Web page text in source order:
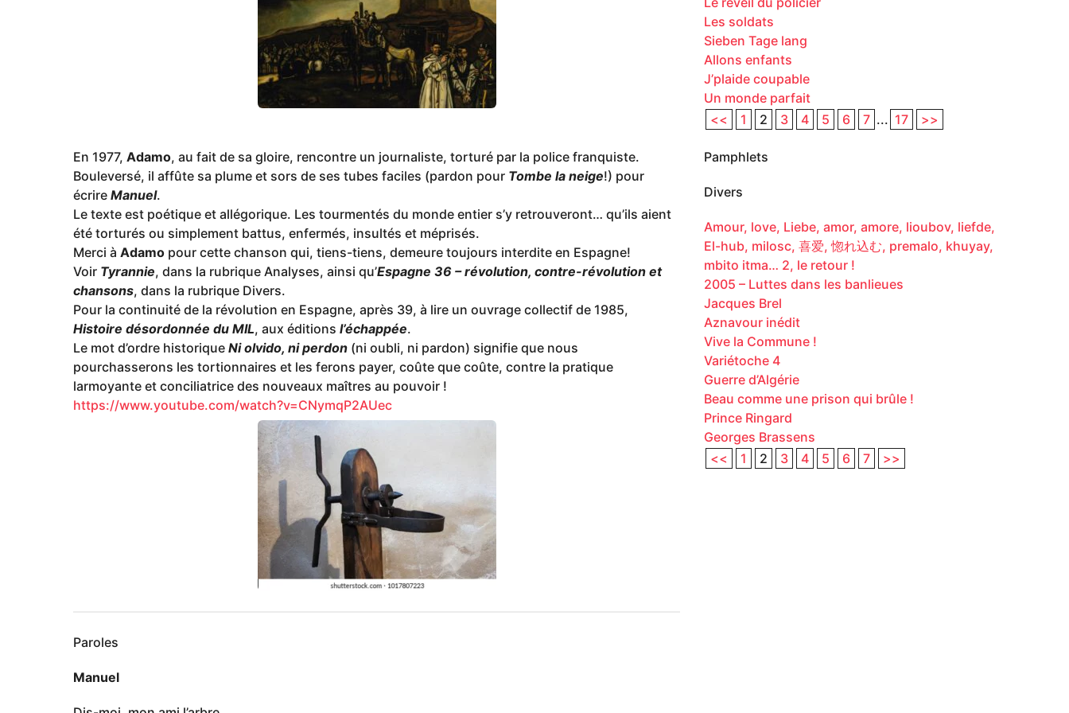
En 1977, Adamo, au fait de sa gloire, rencontre un journaliste, torturé par la police franquiste.
Bouleversé, il affûte sa plume et sors de ses tubes faciles (pardon pour Tombe la neige!) pour
écrire Manuel.
Le texte est poétique et allégorique. Les tourmentés du monde entier s’y retrouveront… qu’ils aient
été torturés ou simplement battus, enfermés, insultés et méprisés.
Merci à Adamo pour cette chanson qui, tiens-tiens, demeure toujours interdite en Espagne!
Voir Tyrannie, dans la rubrique Analyses, ainsi qu’Espagne 36 – révolution, contre-révolution et
chansons, dans la rubrique Divers.
Pour la continuité de la révolution en Espagne, après 39, à lire un ouvrage collectif de 1985,
Histoire désordonnée du MIL, aux éditions l’échappée.
Le mot d’ordre historique Ni olvido, ni perdon (ni oubli, ni pardon) signifie que nous
pourchasserons les tortionnaires et les ferons payer, coûte que coûte, contre la pratique
larmoyante et conciliatrice des nouveaux maîtres au pouvoir !
https://www.youtube.com/watch?v=CNymqP2AUec
Paroles
Manuel
Les soldats
Sieben Tage lang
Allons enfants
J’plaide coupable
Un monde parfait
<<
1 2 3 4 5 6 7 ... 17 >>
Pamphlets
Divers
Amour, love, Liebe, amor, amore, lioubov, liefde,
El-hub, milosc, 喜爱, 惚れ込む, premalo, khuyay,
mbito itma… 2, le retour !
2005 – Luttes dans les banlieues
Jacques Brel
Aznavour inédit
Vive la Commune !
Variétoche 4
Guerre d’Algérie
Beau comme une prison qui brûle !
Prince Ringard
Georges Brassens
<<
1 2 3 4 5 6 7 >>